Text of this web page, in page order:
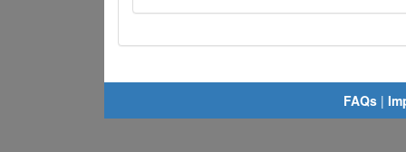
FAQs |